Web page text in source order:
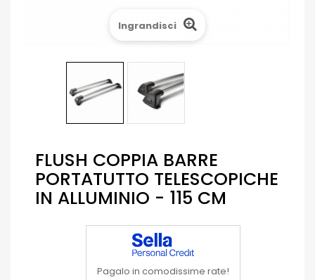
Ingrandisci
FLUSH COPPIA BARRE
PORTATUTTO TELESCOPICHE
IN ALLUMINIO - 115 CM
Pagalo in comodissime rate!